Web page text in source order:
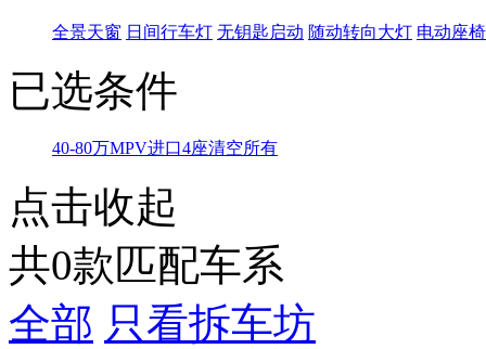
全景天窗 日间行车灯 无钥匙启动 随动转向大灯 电动座椅
已选条件
40-80万MPV进口4座清空所有
点击收起
共0款匹配车系
全部 只看拆车坊